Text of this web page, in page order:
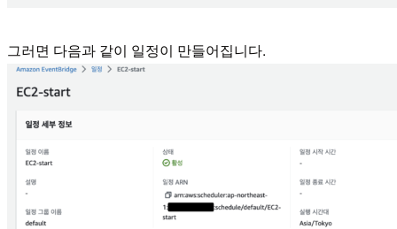
그러면 다음과 같이 일정이 만들어집니다.